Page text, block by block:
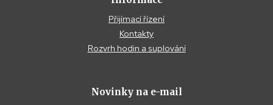
Přijímací řízení
Kontakty
Rozvrh hodin a suplování
Novinky na e-mail